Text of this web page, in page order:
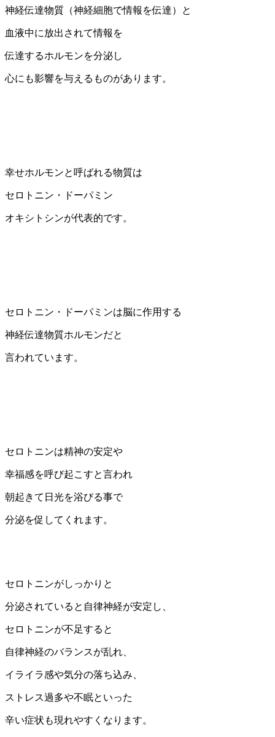
神経伝達物質（神経細胞で情報を伝達）と
血液中に放出されて情報を
伝達するホルモンを分泌し
心にも影響を与えるものがあります。
幸せホルモンと呼ばれる物質は
セロトニン・ドーパミン
オキシトシンが代表的です。
セロトニン・ドーパミンは脳に作用する
神経伝達物質ホルモンだと
言われています。
セロトニンは精神の安定や
幸福感を呼び起こすと言われ
朝起きて日光を浴びる事で
分泌を促してくれます。
セロトニンがしっかりと
分泌されていると自律神経が安定し、
セロトニンが不足すると
自律神経のバランスが乱れ、
イライラ感や気分の落ち込み、
ストレス過多や不眠といった
辛い症状も現れやすくなります。